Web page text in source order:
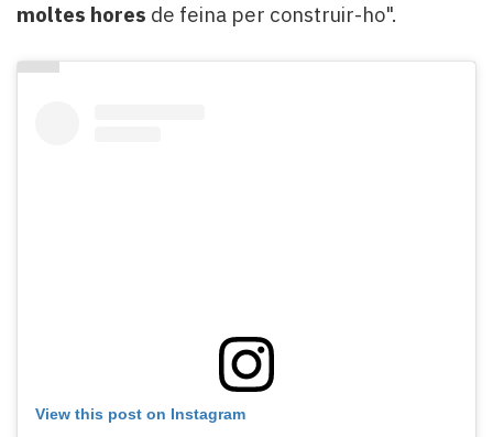
moltes hores de feina per construir-ho".
View this post on Instagram